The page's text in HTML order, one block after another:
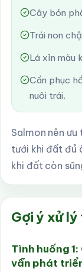
Cây bón
Trái non
Lá xỉn màu
Cần phục
nuôi trái.
Salmon nên
tưới khi đất đủ
khi đất còn
Gợi ý xử
Tình huống
vẫn phát